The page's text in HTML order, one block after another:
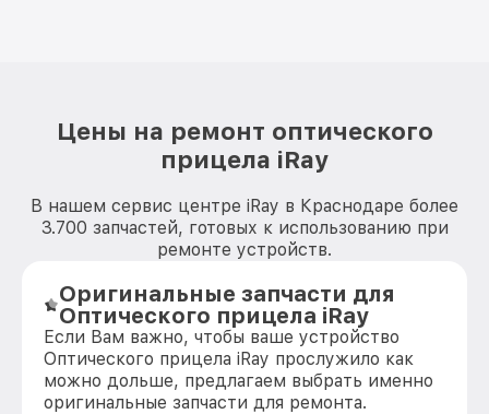
Цены на ремонт оптического
прицела iRay
В нашем сервис центре iRay в Краснодаре более
3.700 запчастей, готовых к использованию при
ремонте устройств.
Оригинальные запчасти для
Оптического прицела iRay
Если Вам важно, чтобы ваше устройство
Оптического прицела iRay прослужило как
можно дольше, предлагаем выбрать именно
оригинальные запчасти для ремонта.